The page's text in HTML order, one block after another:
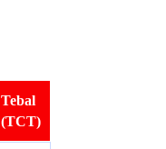
Tebal
(TCT)